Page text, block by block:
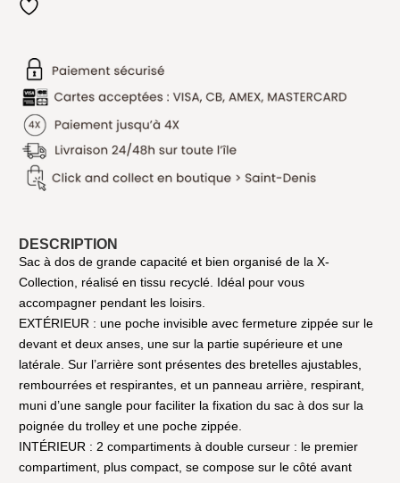
DESCRIPTION
Sac à dos de grande capacité et bien organisé de la X-
Collection, réalisé en tissu recyclé. Idéal pour vous
accompagner pendant les loisirs.
EXTÉRIEUR : une poche invisible avec fermeture zippée sur le
devant et deux anses, une sur la partie supérieure et une
latérale. Sur l’arrière sont présentes des bretelles ajustables,
rembourrées et respirantes, et un panneau arrière, respirant,
muni d’une sangle pour faciliter la fixation du sac à dos sur la
poignée du trolley et une poche zippée.
INTÉRIEUR : 2 compartiments à double curseur : le premier
compartiment, plus compact, se compose sur le côté avant